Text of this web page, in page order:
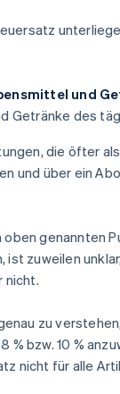
und
Getränke des
die öfter
und über ein
oben genannten
ist zuweilen
nicht.
zu
% bzw. 10 %
nicht für alle